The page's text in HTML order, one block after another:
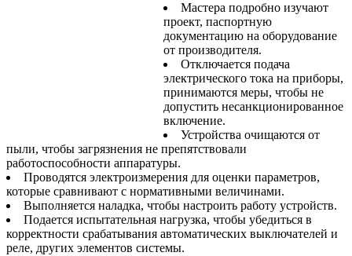
Мастера подробно изучают
проект, паспортную
документацию на оборудование
от производителя.
Отключается подача
электрического тока на приборы,
принимаются меры, чтобы не
допустить несанкционированное
включение.
Устройства очищаются от
пыли, чтобы загрязнения не препятствовали
работоспособности аппаратуры.
Проводятся электроизмерения для оценки параметров,
которые сравнивают с нормативными величинами.
Выполняется наладка, чтобы настроить работу устройств.
Подается испытательная нагрузка, чтобы убедиться в
корректности срабатывания автоматических выключателей и
реле, других элементов системы.